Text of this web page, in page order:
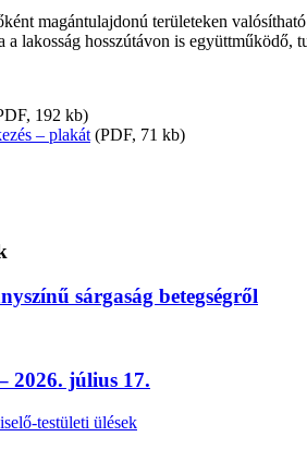
magántulajdonú területeken
a lakosság hosszútávon is együttműködő,
192 kb)
– plakát(PDF, 71 kb)
sárgaság betegségről
2026. július 17.
testületi ülések